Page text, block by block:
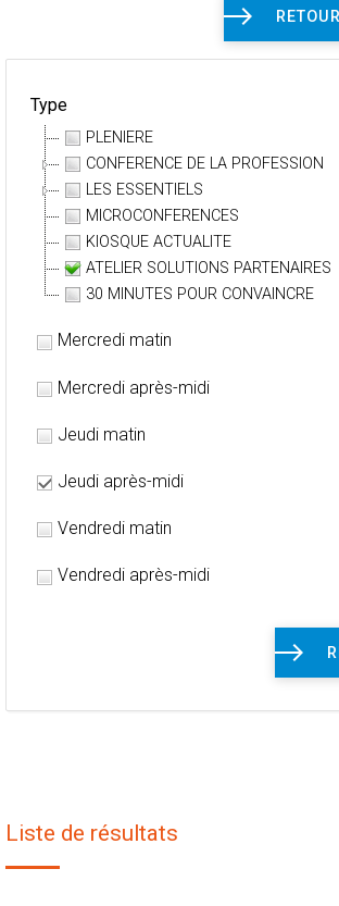
Type
PLENIERE
CONFERENCE DE LA PROFESSION
LES ESSENTIELS
MICROCONFERENCES
KIOSQUE ACTUALITE
ATELIER SOLUTIONS PARTENAIRES
30 MINUTES POUR CONVAINCRE
Mercredi matin
Mercredi après-midi
Jeudi matin
Jeudi après-midi
Vendredi matin
Vendredi après-midi
Liste de résultats